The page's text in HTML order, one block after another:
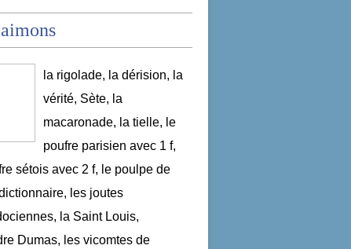
la rigolade, la dérision, la
vérité, Sète, la
macaronade, la tielle, le
poufre parisien avec 1 f,
sétois avec 2 f, le poulpe de
les joutes
la Saint Louis,
Dumas, les vicomtes de